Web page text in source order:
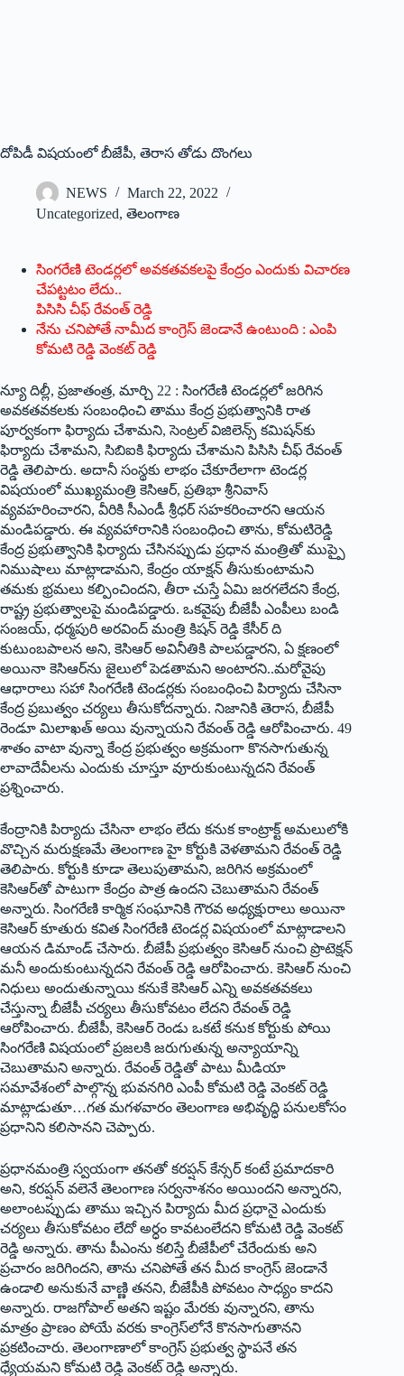
దోపిడీ విషయంలో బీజేపీ, తెరాస తోడు దొంగలు
NEWS
March 22, 2022
Uncategorized, తెలంగాణ
సింగరేణి టెండర్లలో అవకతవకలపై కేంద్రం ఎందుకు విచారణ
చేపట్టటం లేదు..
పిసిసి చీఫ్‌ ‌రేవంత్‌ ‌రెడ్డి
నేను చనిపోతే నామీద కాంగ్రెస్‌ ‌జెండానే ఉంటుంది : ఎంపి
కోమటి రెడ్డి వెంకట్‌ ‌రెడ్డి
న్యూ దిల్లీ, ప్రజాతంత్ర, మార్చి 22 : సింగరేణి టెండర్లలో జరిగిన
అవకతవకలకు సంబంధించి తాము కేంద్ర ప్రభుత్వానికి రాత
పూర్వకంగా ఫిర్యాదు చేశామని, సెంట్రల్‌ ‌విజిలెన్స్ ‌కమిషన్‌కు
ఫిర్యాదు చేశామని, సిబిఐకి ఫిర్యాదు చేశామని పిసిసి చీఫ్‌ ‌రేవంత్‌
‌రెడ్డి తెలిపారు. అదానీ సంస్థకు లాభం చేకూరేలాగా టెండర్ల
విషయంలో ముఖ్యమంత్రి కెసిఆర్‌, ‌ప్రతిభా శ్రీనివాస్‌
‌వ్యవహరించారని, వీరికి సీఎండీ శ్రీధర్‌ ‌సహకరించారని ఆయన
మండిపడ్డారు. ఈ వ్యవహారానికి సంబంధించి తాను, కోమటిరెడ్డి
కేంద్ర ప్రభుత్వానికి ఫిర్యాదు చేసినప్పుడు ప్రధాన మంత్రితో ముప్పై
నిముషాలు మాట్లాడామని, కేంద్రం యాక్షన్‌ ‌తీసుకుంటామని
తమకు భ్రమలు కల్పించిందని, తీరా చుస్తే ఏమి జరగలేదని కేంద్ర,
రాష్ట్ర ప్రభుత్వాలపై మండిపడ్డారు. ఒకవైపు బీజేపీ ఎంపీలు బండి
సంజయ్‌, ‌ధర్మపురి అరవింద్‌ ‌మంత్రి కిషన్‌ ‌రెడ్డి కేసీర్‌ ‌ది
కుటుంబపాలన అని, కెసిఆర్‌ అవినీతికి పాలపడ్డారని, ఏ క్షణంలో
అయినా కెసిఆర్‌ను జైలులో పెడతామని అంటారని..మరోవైపు
ఆధారాలు సహా సింగరేణి టెండర్లకు సంబంధించి పిర్యాదు చేసినా
కేంద్ర ప్రబుత్వం చర్యలు తీసుకోదన్నారు. నిజానికి తెరాస, బీజేపీ
రెండూ మిలాఖత్‌ అయి వున్నాయని రేవంత్‌ ‌రెడ్డి ఆరోపించారు. 49
శాతం వాటా వున్నా కేంద్ర ప్రభుత్వం అక్రమంగా కొనసాగుతున్న
లావాదేవీలను ఎందుకు చూస్తూ వూరుకుంటున్నదని రేవంత్‌
‌ప్రశ్నించారు.
కేంద్రానికి పిర్యాదు చేసినా లాభం లేదు కనుక కాంట్రాక్ట్ అమలులోకి
వొచ్చిన మరుక్షణమే తెలంగాణ హై కోర్టుకి వెళతామని రేవంత్‌ ‌రెడ్డి
తెలిపారు. కోర్టుకి కూడా తెలుపుతామని, జరిగిన అక్రమంలో
కెసిఆర్‌తో పాటుగా కేంద్రం పాత్ర ఉందని చెబుతామని రేవంత్‌
అన్నారు. సింగరేణి కార్మిక సంఘానికి గౌరవ అధ్యక్షురాలు అయినా
కెసిఆర్‌ ‌కూతురు కవిత సింగరేణి టెండర్ల విషయంలో మాట్లాడాలని
ఆయన డిమాండ్‌ ‌చేసారు. బీజేపీ ప్రభుత్వం కెసిఆర్‌ ‌నుంచి ప్రొటెక్షన్‌
‌మనీ అందుకుంటున్నదని రేవంత్‌ ‌రెడ్డి ఆరోపించారు. కెసిఆర్‌ ‌నుంచి
నిధులు అందుతున్నాయి కనుకే కెసిఆర్‌ ఎన్ని అవకతవకలు
చేస్తున్నా బీజేపీ చర్యలు తీసుకోవటం లేదని రేవంత్‌ ‌రెడ్డి
ఆరోపించారు. బీజేపీ, కెసిఆర్‌ ‌రెండు ఒకటే కనుక కోర్టుకు పోయి
సింగరేణి విషయంలో ప్రజలకి జరుగుతున్న అన్యాయాన్ని
చెబుతామని అన్నారు. రేవంత్‌ ‌రెడ్డితో పాటు మీడియా
సమావేశంలో పాల్గొన్న భువనగిరి ఎంపీ కోమటి రెడ్డి వెంకట్‌ ‌రెడ్డి
మాట్లాడుతూ…గత మగళవారం తెలంగాణ అభివృద్ధి పనులకోసం
ప్రధానిని కలిసానని చెప్పారు.
ప్రధానమంత్రి స్వయంగా తనతో కరప్షన్‌ ‌కేన్సర్‌ ‌కంటే ప్రమాదకారి
అని, కరప్షన్‌ ‌వలెనే తెలంగాణ సర్వనాశనం అయిందని అన్నారని,
అలాంటప్పుడు తాము ఇచ్చిన పిర్యాదు మీద ప్రధానై ఎందుకు
చర్యలు తీసుకోవటం లేదో అర్ధం కావటంలేదని కోమటి రెడ్డి వెంకట్‌
‌రెడ్డి అన్నారు. తాను పీఎంను కలిస్తే బీజేపీలో చేరేందుకు అని
ప్రచారం జరిగిందని, తాను చనిపోతే తన మీద కాంగ్రెస్‌ ‌జెండానే
ఉండాలి అనుకునే వాణ్ణి తనని, బీజేపీకి పోవటం సాధ్యం కాదని
అన్నారు. రాజగోపాల్‌ అతని ఇష్టం మేరకు వున్నారని, తాను
మాత్రం ప్రాణం పోయే వరకు కాంగ్రెస్‌లోనే కొనసాగుతానని
ప్రకటించారు. తెలంగాణాలో కాంగ్రెస్‌ ‌ప్రభుత్వ స్థాపనే తన
ధ్యేయమని కోమటి రెడ్డి వెంకట్‌ ‌రెడ్డి అన్నారు.